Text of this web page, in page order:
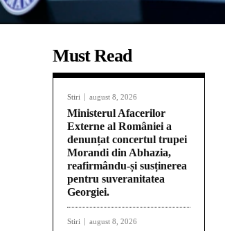
Must Read
Stiri august 8, 2026
Ministerul Afacerilor
Externe al României a
denunțat concertul trupei
Morandi din Abhazia,
reafirmându-și susținerea
pentru suveranitatea
Georgiei.
Stiri august 8, 2026